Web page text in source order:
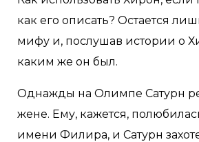
как его описать? Остается
мифу и, послушав истории о
каким же он был.
Однажды на Олимпе Сатурн
жене. Ему, кажется,
имени Филира, и Сатурн